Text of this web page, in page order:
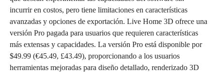
incurrir en costos, pero tiene limitaciones en características
avanzadas y opciones de exportación. Live Home 3D ofrece una
versión Pro pagada para usuarios que requieren características
más extensas y capacidades. La versión Pro está disponible por
$49.99 (€45.49, £43.49), proporcionando a los usuarios
herramientas mejoradas para diseño detallado, renderizado 3D